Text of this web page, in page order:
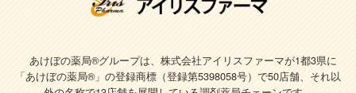
あけぼの薬局®グループは、株式会社アイリスファーマが1都3県に
「あけぼの薬局®」の登録商標（登録第5398058号）で50店舗、それ以